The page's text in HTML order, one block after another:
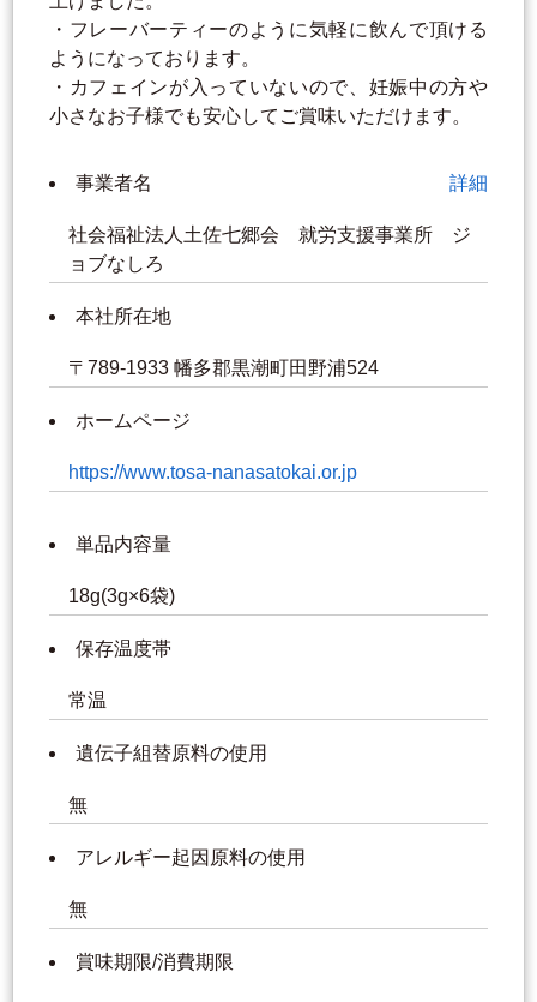
・フレーバーティーのように気軽に飲んで頂ける
ようになっております。
・カフェインが入っていないので、妊娠中の方や
小さなお子様でも安心してご賞味いただけます。
事業者名 詳細
社会福祉法人土佐七郷会 就労支援事業所 ジ
ョブなしろ
本社所在地
〒789-1933 幡多郡黒潮町田野浦524
ホームページ
https://www.tosa-nanasatokai.or.jp
単品内容量
18g(3g×6袋)
保存温度帯
常温
遺伝子組替原料の使用
無
アレルギー起因原料の使用
無
賞味期限/消費期限